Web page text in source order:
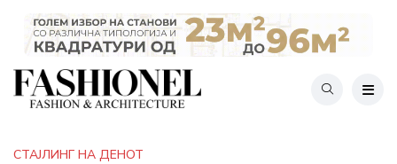
СТАЈЛИНГ НА ДЕНОТ